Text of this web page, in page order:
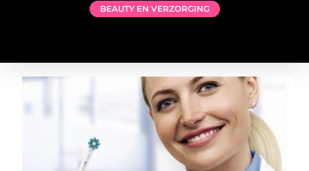
BEAUTY EN VERZORGING